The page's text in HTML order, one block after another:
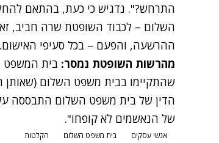
התרחש?". נדגיש כי כעת, בהתאם
השלום – לכבוד השופטת שרה חביב,
ההרשעה, והפעם – בכל סעיפי האישום.
מהרשות השופטת נמסר: בית המשפט
שהתקיימו בבית משפט השלום
הדין של בית משפט השלום התבססה על
של הנאשמים לא קופחו".
אנשי עסקים בית משפט השלום הקלטות